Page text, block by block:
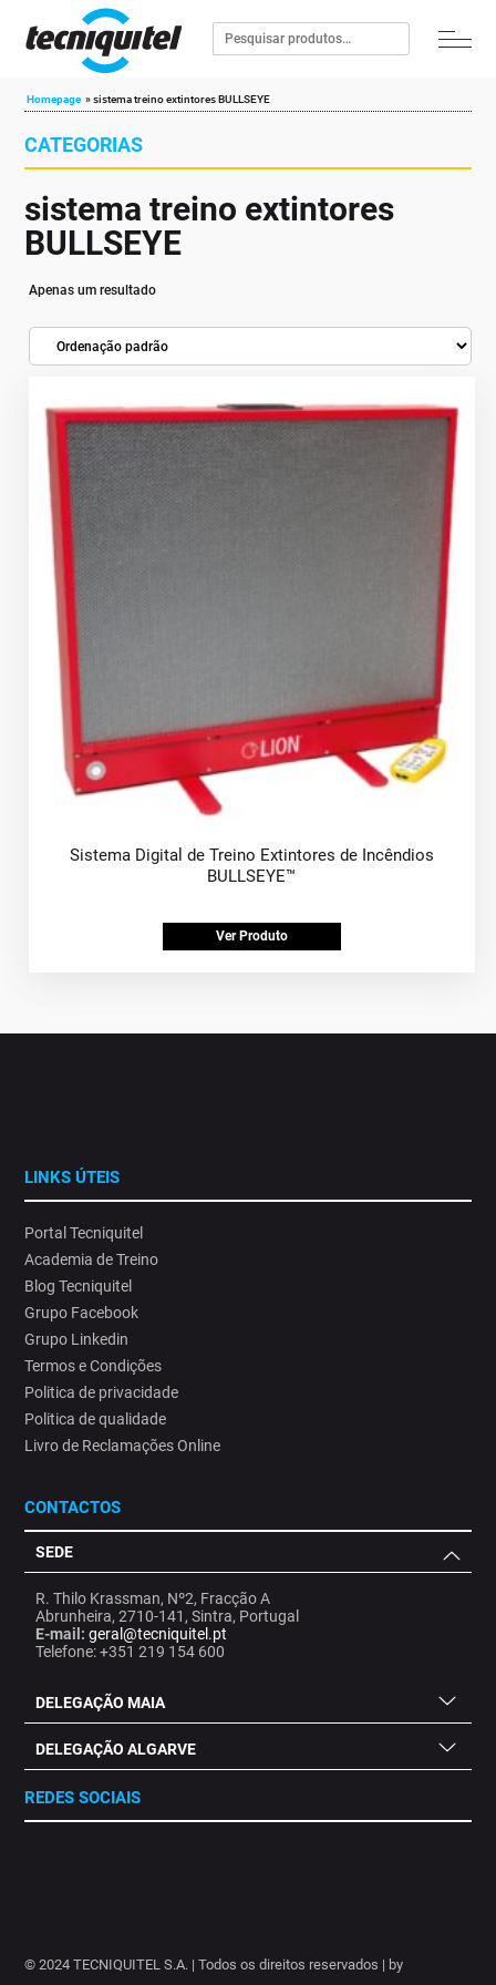
Homepage »sistema treino extintores BULLSEYE
CATEGORIAS
sistema treino extintores
BULLSEYE
Apenas um resultado
Sistema Digital de Treino Extintores de Incêndios
BULLSEYE™
Ver Produto
LINKS ÚTEIS
Portal Tecniquitel
Academia de Treino
Blog Tecniquitel
Grupo Facebook
Grupo Linkedin
Termos e Condições
Politica de privacidade
Politica de qualidade
Livro de Reclamações Online
CONTACTOS
SEDE
R. Thilo Krassman, Nº2, Fracção A
Abrunheira, 2710-141, Sintra, Portugal
E-mail: geral@tecniquitel.pt
Telefone: +351 219 154 600
DELEGAÇÃO MAIA
DELEGAÇÃO ALGARVE
REDES SOCIAIS
© 2024 TECNIQUITEL S.A. | Todos os direitos reservados | by